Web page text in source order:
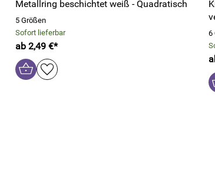
Metallring beschichtet weiß - Quadratisch
5 Größen
Sofort lieferbar
ab 2,49 €*
6